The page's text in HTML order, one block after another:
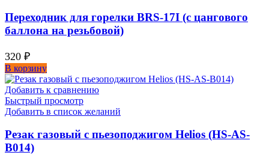
Переходник для горелки BRS-17I (с цангового
баллона на резьбовой)
320 ₽
В корзину
Добавить к сравнению
Быстрый просмотр
Добавить в список желаний
Резак газовый с пьезоподжигом Helios (HS-AS-
B014)